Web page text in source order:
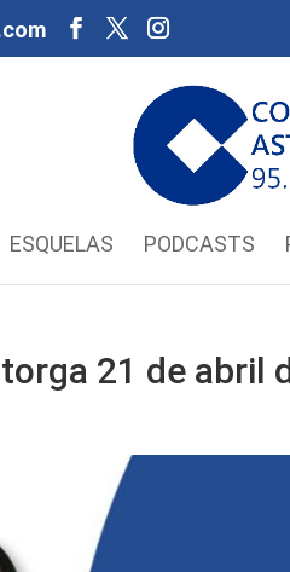
ESQUELAS PODCASTS
21 de abril